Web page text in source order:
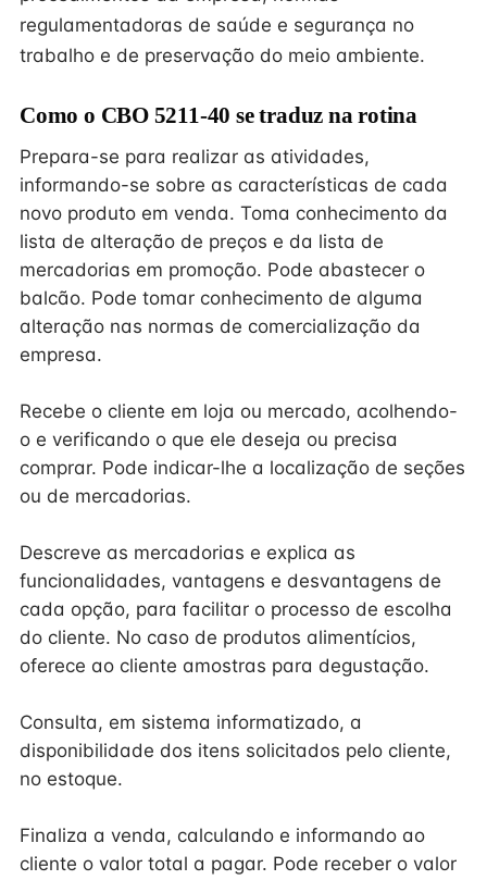
regulamentadoras de saúde e segurança no
trabalho e de preservação do meio ambiente.
Como o CBO 5211-40 se traduz na rotina
Prepara-se para realizar as atividades,
informando-se sobre as características de cada
novo produto em venda. Toma conhecimento da
lista de alteração de preços e da lista de
mercadorias em promoção. Pode abastecer o
balcão. Pode tomar conhecimento de alguma
alteração nas normas de comercialização da
empresa.
Recebe o cliente em loja ou mercado, acolhendo-
o e verificando o que ele deseja ou precisa
comprar. Pode indicar-lhe a localização de seções
ou de mercadorias.
Descreve as mercadorias e explica as
funcionalidades, vantagens e desvantagens de
cada opção, para facilitar o processo de escolha
do cliente. No caso de produtos alimentícios,
oferece ao cliente amostras para degustação.
Consulta, em sistema informatizado, a
disponibilidade dos itens solicitados pelo cliente,
no estoque.
Finaliza a venda, calculando e informando ao
cliente o valor total a pagar. Pode receber o valor